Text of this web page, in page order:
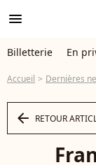
menu
Billetterie En
Accueil Dernières
arrow_left RETOUR